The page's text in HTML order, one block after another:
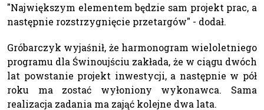
"Największym elementem będzie sam projekt prac, a
następnie rozstrzygnięcie przetargów" - dodał.
Gróbarczyk wyjaśnił, że harmonogram wieloletniego
programu dla Świnoujściu zakłada, że w ciągu dwóch
lat powstanie projekt inwestycji, a następnie w pół
roku ma zostać wyłoniony wykonawca. Sama
realizacja zadania ma zająć kolejne dwa lata.